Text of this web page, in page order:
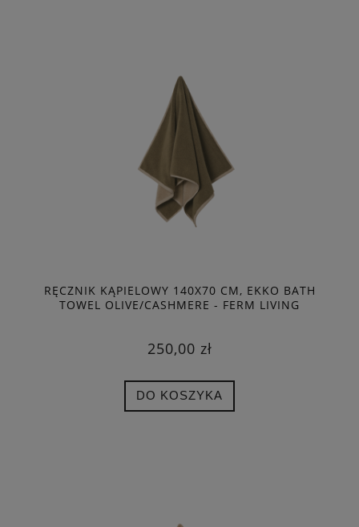
RĘCZNIK KĄPIELOWY 140X70 CM, EKKO BATH
TOWEL OLIVE/CASHMERE - FERM LIVING
250,00 zł
DO KOSZYKA